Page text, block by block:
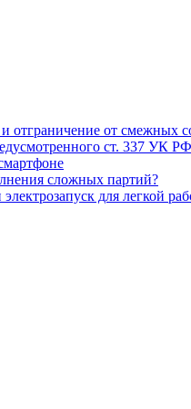
от смежных
ст. 337 УК РФ
сложных партий?
для легкой